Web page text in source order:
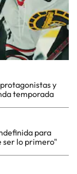
y
temporada
para
ser lo primero"